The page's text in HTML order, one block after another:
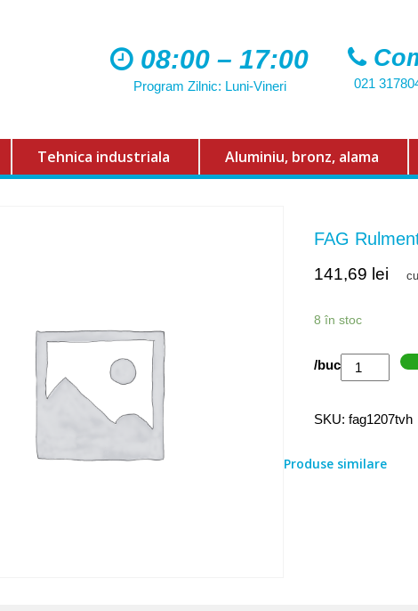
08:00 – 17:00
Program Zilnic: Luni-Vineri 021
Tehnica industriala Aluminiu, bronz, alama
FAG
141,69 lei
8 în stoc
Cantitate
/buc
SKU:fag1207tvh
Produse similare